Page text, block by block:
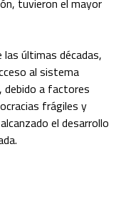
tuvieron el mayor
últimas décadas,
al sistema
debido a factores
frágiles y
el desarrollo